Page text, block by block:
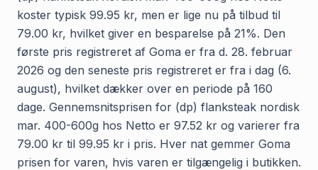
koster typisk 99.95 kr, men er lige nu på tilbud til
79.00 kr, hvilket giver en besparelse på 21%. Den
første pris registreret af Goma er fra d. 28. februar
2026 og den seneste pris registreret er fra i dag (6.
august), hvilket dækker over en periode på 160
dage. Gennemsnitsprisen for (dp) flanksteak nordisk
mar. 400-600g hos Netto er 97.52 kr og varierer fra
79.00 kr til 99.95 kr i pris. Hver nat gemmer Goma
prisen for varen, hvis varen er tilgængelig i butikken.